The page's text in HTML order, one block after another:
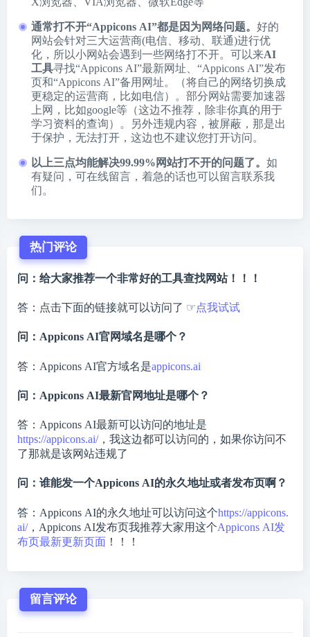
通常打不开“Appicons AI”都是因为网络问题。 好的
网站会针对三大运营商(电信、移动、联通)进行优
化，所以小网站会遇到一些网络打不开。可以来AI
工具寻找“Appicons AI”最新网址、“Appicons AI”发布
页和“Appicons AI”备用网址。（将自己的网络切换成
更稳定的运营商，比如电信）。部分网站需要加速器
上网，比如google等（这边不推荐，除非你真的用于
学习资料的查询）。另外违规内容，被屏蔽，那是出
于保护，无法打开，这边也不建议您打开访问。
以上三点均能解决99.99%网站打不开的问题了。 如
有疑问，可在线留言，着急的话也可以留言联系我
们。
热门评论
问：给大家推荐一个非常好的工具查找网站！！！
答：点击下面的链接就可以访问了 ☞点我试试
问：Appicons AI官网域名是哪个？
答：Appicons AI官方域名是appicons.ai
问：Appicons AI最新官网地址是哪个？
答：Appicons AI最新可以访问的地址是
https://appicons.ai/，我这边都可以访问的，如果你访问不
了那就是该网站违规了
问：谁能发一个Appicons AI的永久地址或者发布页啊？
答：Appicons AI的永久地址可以访问这个https://appicons.
ai/，Appicons AI发布页我推荐大家用这个Appicons AI发
布页最新更新页面 ！！！
留言评论